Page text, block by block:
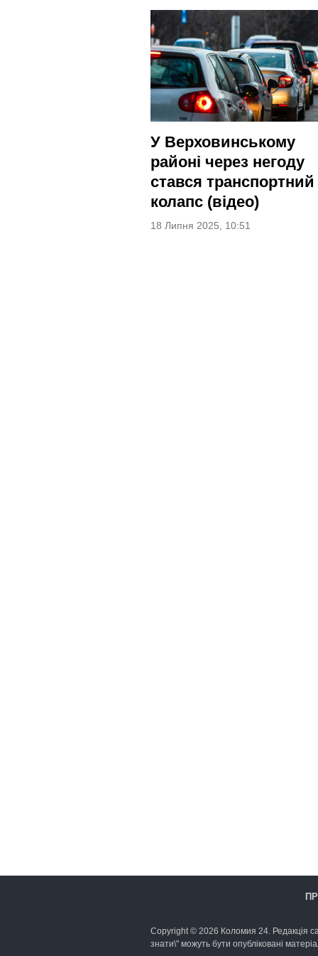
У Верховинському
районі через негоду
стався транспортний
колапс (відео)
18 Липня 2025, 10:51
Copyright © 2026 Коломия 24. Редакція
знати\" можуть бути опубліковані